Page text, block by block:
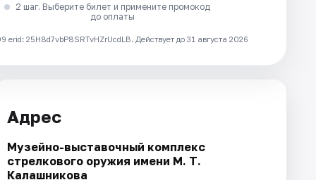
2 шаг. Выберите билет и примените промокод
до оплаты
25H8d7vbP8SRTvHZrUcdLB. Действует до 31 августа 2026
Адрес
Музейно-выставочный комплекс
стрелкового оружия имени М. Т.
Калашникова